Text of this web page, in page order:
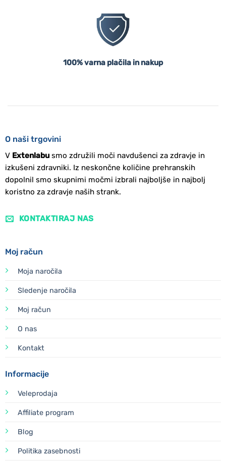
100% varna plačila in nakup
O naši trgovini
V Extenlabusmo združili moči navdušenci za zdravje in
izkušeni zdravniki. Iz neskončne količine prehranskih
dopolnil smo skupnimi močmi izbrali najboljše in najbolj
koristno za zdravje naših strank.
KONTAKTIRAJ NAS
Moj račun
Moja naročila
Sledenje naročila
Moj račun
O nas
Kontakt
Informacije
Veleprodaja
Affiliate program
Blog
Politika zasebnosti